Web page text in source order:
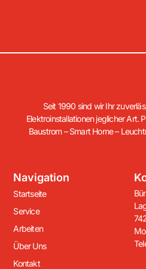
Seit 1990 sind wir Ihr
Elektroinstallationen jeglicher Art.
Baustrom – Smart Home –
Navigation
Startseite
Service
Arbeiten
Über Uns
Kontakt